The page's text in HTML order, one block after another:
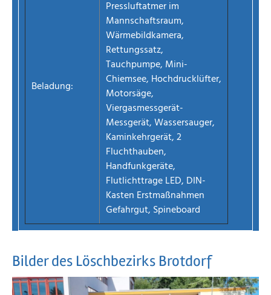
Beladung:
Pressluftatmer im
Mannschaftsraum,
Wärmebildkamera,
Rettungssatz,
Tauchpumpe, Mini-
Chiemsee, Hochdrucklüfter,
Motorsäge,
Viergasmessgerät-
Messgerät, Wassersauger,
Kaminkehrgerät, 2
Fluchthauben,
Handfunkgeräte,
Flutlichttrage LED, DIN-
Kasten Erstmaßnahmen
Gefahrgut, Spineboard
Bilder des Löschbezirks Brotdorf